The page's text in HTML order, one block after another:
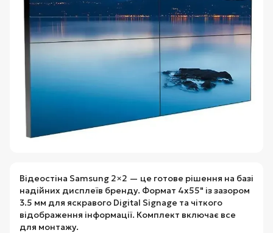
Відеостіна Samsung 2×2 — це готове рішення на базі
надійних дисплеїв бренду. Формат 4x55" із зазором
3.5 мм для яскравого Digital Signage та чіткого
відображення інформації. Комплект включає все
для монтажу.